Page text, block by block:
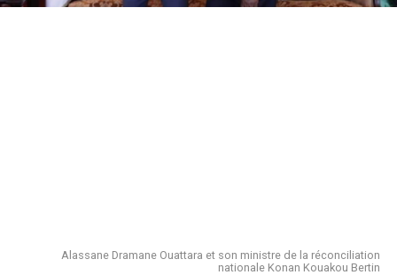
Alassane Dramane Ouattara et son ministre de la réconciliation
nationale Konan Kouakou Bertin